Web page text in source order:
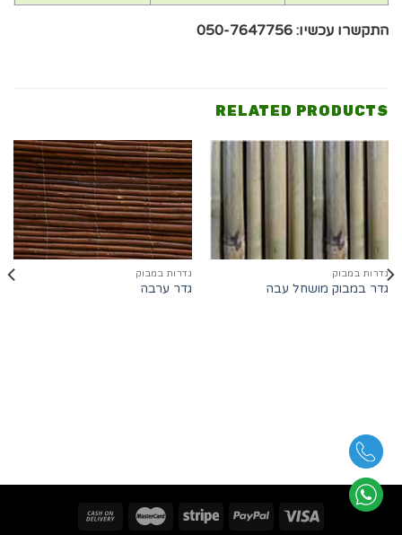
התקשרו עכשיו: 050-7647756
RELATED PRODUCTS
גדרות במבוק
גדר במבוק מושחל עבה
גדרות במבוק
גדר ערבה